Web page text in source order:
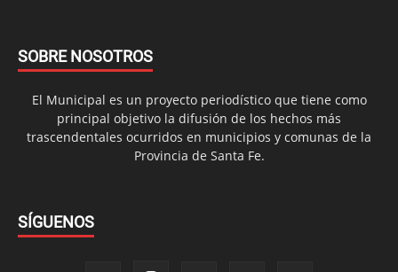
SOBRE NOSOTROS
El Municipal es un proyecto periodístico que tiene como
principal objetivo la difusión de los hechos más
trascendentales ocurridos en municipios y comunas de la
Provincia de Santa Fe.
SÍGUENOS